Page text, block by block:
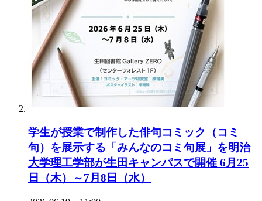
学生が授業で制作した俳句コミック（コミ
句）を展示する「みんなのコミ句展」を明治
大学理工学部が生田キャンパスで開催 6月25
日（木）～7月8日（水）